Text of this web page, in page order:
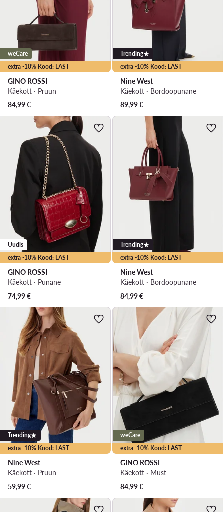
extra -10% Kood: LAST
weCare
GINO ROSSI
Käekott · Pruun
84,99€
extra -10% Kood: LAST
Trending
Nine West
Käekott · Bordoopunane
89,99€
extra -10% Kood: LAST
Uudis
GINO ROSSI
Käekott · Punane
74,99€
extra -10% Kood: LAST
Trending
Nine West
Käekott · Bordoopunane
84,99€
extra -10% Kood: LAST
Trending
Nine West
Käekott · Pruun
59,99€
extra -10% Kood: LAST
weCare
GINO ROSSI
Käekott · Must
84,99€